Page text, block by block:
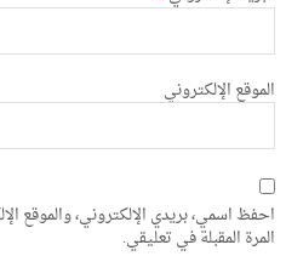
الموقع الإلكتروني
احفظ اسمي، بريدي الإلكتروني، والموقع
المرة المقبلة في تعليقي.